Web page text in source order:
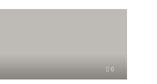
0